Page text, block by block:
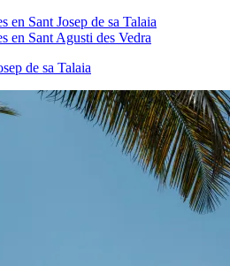
en Sant Josep de sa Talaia
en Sant Agusti des Vedra
de sa Talaia